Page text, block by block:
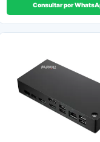
Consultar por